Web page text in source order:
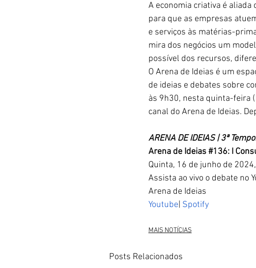
A economia criativa é
para que as empresas
e serviços às matérias-
mira dos negócios um
possível dos recursos,
O Arena de Ideias é um
de ideias e debates sobre
às 9h30, nesta quinta-feira
canal do Arena de Ideias.
ARENA DE IDEIAS | 3ª
Arena de Ideias #136: I
Quinta, 16 de junho de
Assista ao vivo o debate no
Arena de Ideias
Youtube Spotify
MAIS NOTÍCIAS
Posts Relacionados